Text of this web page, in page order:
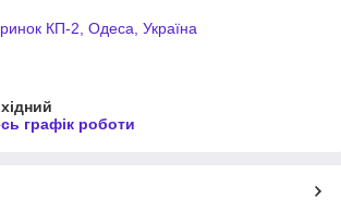
КП-2, Одеса, Україна
графік роботи